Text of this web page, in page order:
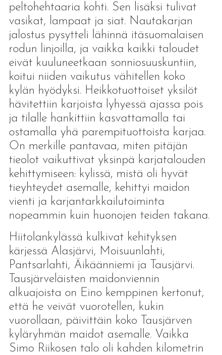
peltohehtaaria kohti. Sen lisäksi tulivat
vasikat, lampaat ja siat. Nautakarjan
jalostus pysytteli lähinnä itäsuomalaisen
rodun linjoilla, ja vaikka kaikki taloudet
eivät kuuluneetkaan sonniosuuskuntiin,
koitui niiden vaikutus vähitellen koko
kylän hyödyksi. Heikkotuottoiset yksilöt
hävitettiin karjoista lyhyessä ajassa pois
ja tilalle hankittiin kasvattamalla tai
ostamalla yhä parempituottoista karjaa.
On merkille pantavaa, miten pitäjän
tieolot vaikuttivat yksinpä karjatalouden
kehittymiseen: kylissä, mistä oli hyvät
tieyhteydet asemalle, kehittyi maidon
vienti ja karjantarkkailutoiminta
nopeammin kuin huonojen teiden takana.
Hiitolankylässä kulkivat kehityksen
kärjessä Alasjärvi, Moisuunlahti,
Pantsarlahti, Äikäänniemi ja Tausjärvi.
Tausjärveläisten maidonviennin
alkuajoista on Eino kemppinen kertonut,
että he veivät vuorotellen, kukin
vuorollaan, päivittäin koko Tausjärven
kyläryhmän maidot asemalle. Vaikka
Simo Riikosen talo oli kahden kilometrin